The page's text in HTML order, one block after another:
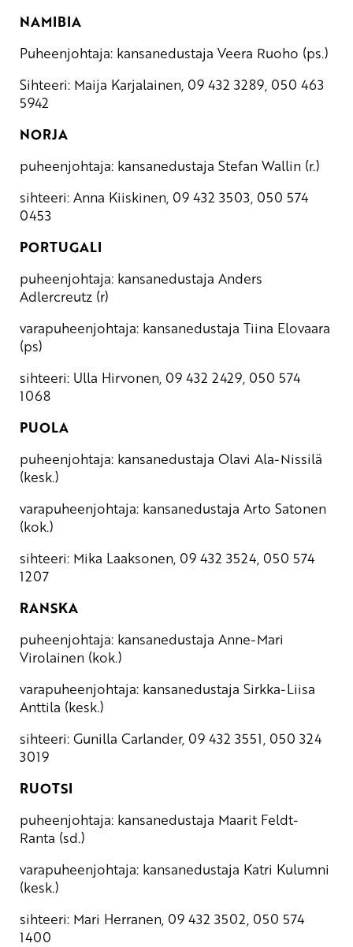
NAMIBIA
Puheenjohtaja: kansanedustaja Veera Ruoho (ps.)
Sihteeri: Maija Karjalainen, 09 432 3289, 050 463
5942
NORJA
puheenjohtaja: kansanedustaja Stefan Wallin (r.)
sihteeri: Anna Kiiskinen, 09 432 3503, 050 574
0453
PORTUGALI
puheenjohtaja: kansanedustaja Anders
Adlercreutz (r)
varapuheenjohtaja: kansanedustaja Tiina Elovaara
(ps)
sihteeri: Ulla Hirvonen, 09 432 2429, 050 574
1068
PUOLA
puheenjohtaja: kansanedustaja Olavi Ala-Nissilä
(kesk.)
varapuheenjohtaja: kansanedustaja Arto Satonen
(kok.)
sihteeri: Mika Laaksonen, 09 432 3524, 050 574
1207
RANSKA
puheenjohtaja: kansanedustaja Anne-Mari
Virolainen (kok.)
varapuheenjohtaja: kansanedustaja Sirkka-Liisa
Anttila (kesk.)
sihteeri: Gunilla Carlander, 09 432 3551, 050 324
3019
RUOTSI
puheenjohtaja: kansanedustaja Maarit Feldt-
Ranta (sd.)
varapuheenjohtaja: kansanedustaja Katri Kulumni
(kesk.)
sihteeri: Mari Herranen, 09 432 3502, 050 574
1400